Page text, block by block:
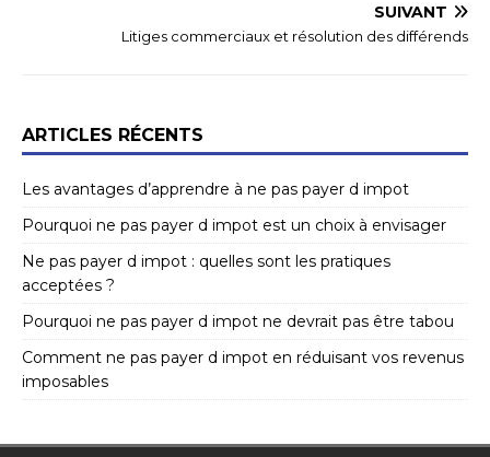
SUIVANT
Litiges commerciaux et résolution des différends
ARTICLES RÉCENTS
Les avantages d’apprendre à ne pas payer d impot
Pourquoi ne pas payer d impot est un choix à envisager
Ne pas payer d impot : quelles sont les pratiques
acceptées ?
Pourquoi ne pas payer d impot ne devrait pas être tabou
Comment ne pas payer d impot en réduisant vos revenus
imposables